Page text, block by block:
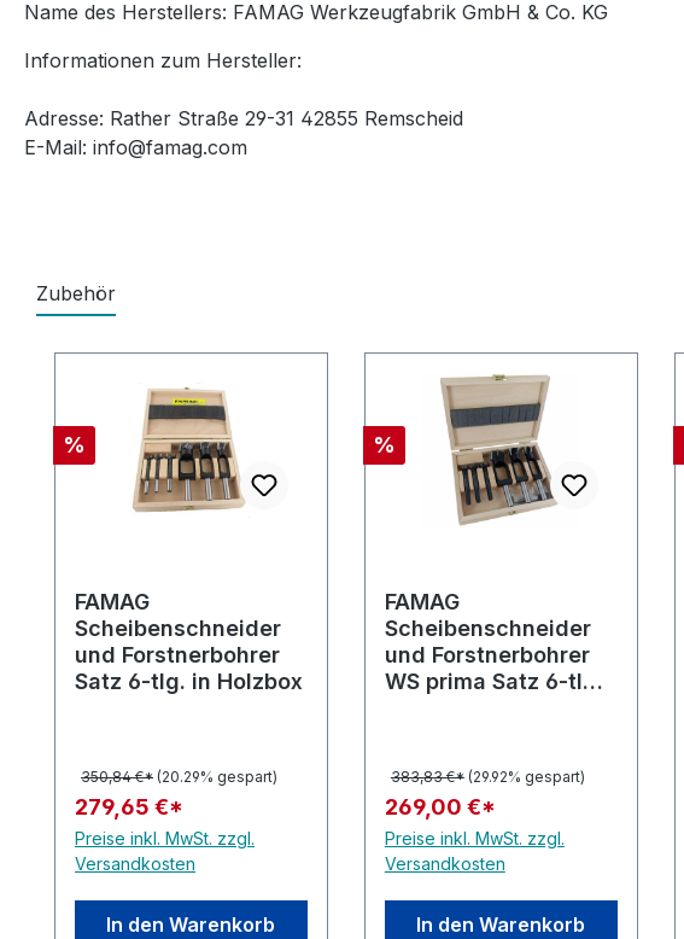
Name des Herstellers: FAMAG Werkzeugfabrik GmbH & Co. KG
Informationen zum Hersteller:
Adresse: Rather Straße 29-31 42855 Remscheid
E-Mail: info@famag.com
Zubehör
Rabatt
%
FAMAG
Scheibenschneider
und Forstnerbohrer
Satz 6-tlg. in Holzbox
350,84 €* (20.29% gespart)
279,65 €*
Preise inkl. MwSt. zzgl.
Versandkosten
In den Warenkorb
Rabatt
%
FAMAG
Scheibenschneider
und Forstnerbohrer
WS prima Satz 6-tlg.
383,83 €* (29.92% gespart)
269,00 €*
Preise inkl. MwSt. zzgl.
Versandkosten
In den Warenkorb